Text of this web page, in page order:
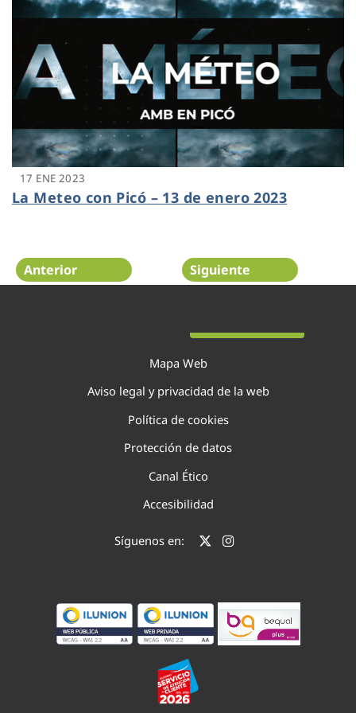
17 ENE 2023
La Meteo con Picó – 13 de enero 2023
Anterior Siguiente
Mapa Web
Aviso legal y privacidad de la web
Política de cookies
Protección de datos
Canal Ético
Accesibilidad
Síguenos en: